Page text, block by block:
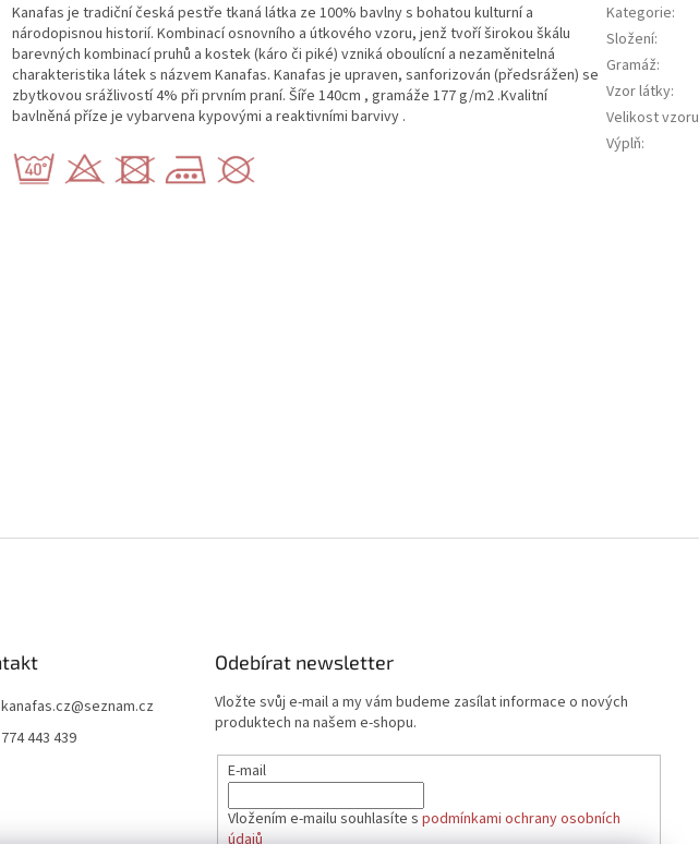
Kanafas je tradiční česká pestře tkaná látka ze 100% bavlny s bohatou kulturní a
národopisnou historií. Kombinací osnovního a útkového vzoru, jenž tvoří širokou škálu
barevných kombinací pruhů a kostek (káro či piké) vzniká oboulícní a nezaměnitelná
charakteristika látek s názvem Kanafas. Kanafas je upraven, sanforizován (předsrážen) se
zbytkovou srážlivostí 4% při prvním praní. Šíře 140cm , gramáže 177 g/m2 .Kvalitní
bavlněná příze je vybarvena kypovými a reaktivními barvivy .
Kategorie:
Složení:
Gramáž:
Vzor látky:
Velikost vzoru
Výplň:
kanafas.cz@seznam.cz
774 443 439
Odebírat newsletter
Vložte svůj e-mail a my vám budeme zasílat informace o nových
produktech na našem e-shopu.
E-mail
Vložením e-mailu souhlasíte s podmínkami ochrany osobních
údajů